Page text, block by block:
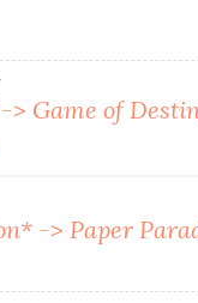
> Game of
-> Paper